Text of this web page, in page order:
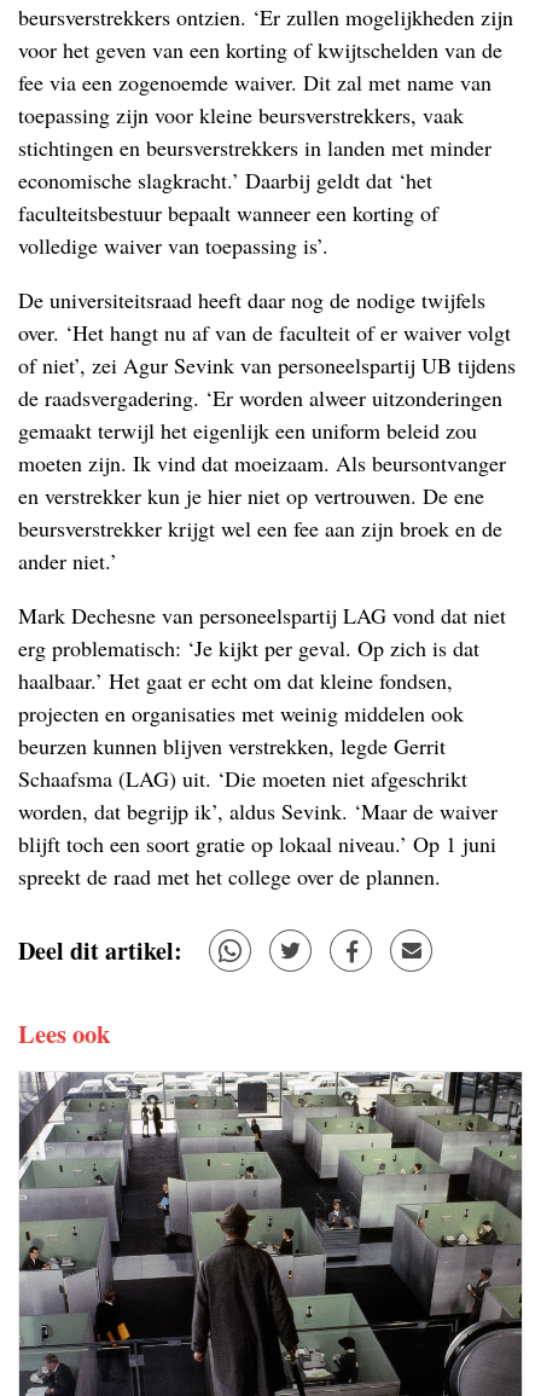
beursverstrekkers ontzien. ‘Er zullen mogelijkheden zijn
voor het geven van een korting of kwijtschelden van de
fee via een zogenoemde waiver. Dit zal met name van
toepassing zijn voor kleine beursverstrekkers, vaak
stichtingen en beursverstrekkers in landen met minder
economische slagkracht.’ Daarbij geldt dat ‘het
faculteitsbestuur bepaalt wanneer een korting of
volledige waiver van toepassing is’.
De universiteitsraad heeft daar nog de nodige twijfels
over. ‘Het hangt nu af van de faculteit of er waiver volgt
of niet’, zei Agur Sevink van personeelspartij UB tijdens
de raadsvergadering. ‘Er worden alweer uitzonderingen
gemaakt terwijl het eigenlijk een uniform beleid zou
moeten zijn. Ik vind dat moeizaam. Als beursontvanger
en verstrekker kun je hier niet op vertrouwen. De ene
beursverstrekker krijgt wel een fee aan zijn broek en de
ander niet.’
Mark Dechesne van personeelspartij LAG vond dat niet
erg problematisch: ‘Je kijkt per geval. Op zich is dat
haalbaar.’ Het gaat er echt om dat kleine fondsen,
projecten en organisaties met weinig middelen ook
beurzen kunnen blijven verstrekken, legde Gerrit
Schaafsma (LAG) uit. ‘Die moeten niet afgeschrikt
worden, dat begrijp ik’, aldus Sevink. ‘Maar de waiver
blijft toch een soort gratie op lokaal niveau.’ Op 1 juni
spreekt de raad met het college over de plannen.
Deel dit artikel:
Lees ook